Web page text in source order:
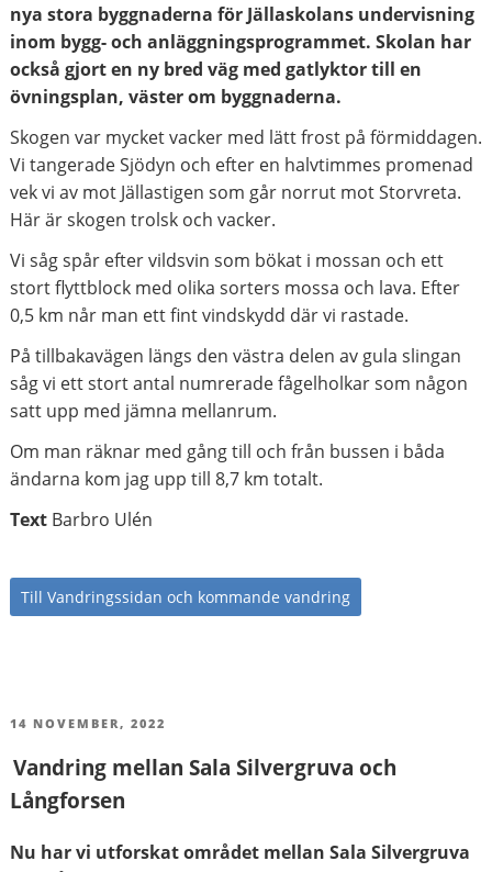
nya stora byggnaderna för Jällaskolans undervisning
inom bygg- och anläggningsprogrammet. Skolan har
också gjort en ny bred väg med gatlyktor till en
övningsplan, väster om byggnaderna.
Skogen var mycket vacker med lätt frost på förmiddagen.
Vi tangerade Sjödyn och efter en halvtimmes promenad
vek vi av mot Jällastigen som går norrut mot Storvreta.
Här är skogen trolsk och vacker.
Vi såg spår efter vildsvin som bökat i mossan och ett
stort flyttblock med olika sorters mossa och lava. Efter
0,5 km når man ett fint vindskydd där vi rastade.
På tillbakavägen längs den västra delen av gula slingan
såg vi ett stort antal numrerade fågelholkar som någon
satt upp med jämna mellanrum.
Om man räknar med gång till och från bussen i båda
ändarna kom jag upp till 8,7 km totalt.
Text Barbro Ulén
Till Vandringssidan och kommande vandring
PUBLICERAT
14 NOVEMBER, 2022
Vandring mellan Sala Silvergruva och
Långforsen
Nu har vi utforskat området mellan Sala Silvergruva